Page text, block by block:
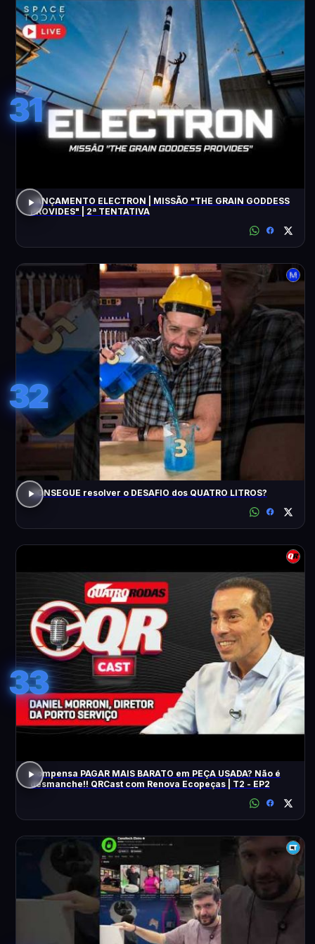
31
LANÇAMENTO ELECTRON | MISSÃO "THE GRAIN GODDESS
PROVIDES" | 2ª TENTATIVA
32
CONSEGUE resolver o DESAFIO dos QUATRO LITROS?
33
Compensa PAGAR MAIS BARATO em PEÇA USADA? Não é
desmanche!! QRCast com Renova Ecopeças | T2 - EP2